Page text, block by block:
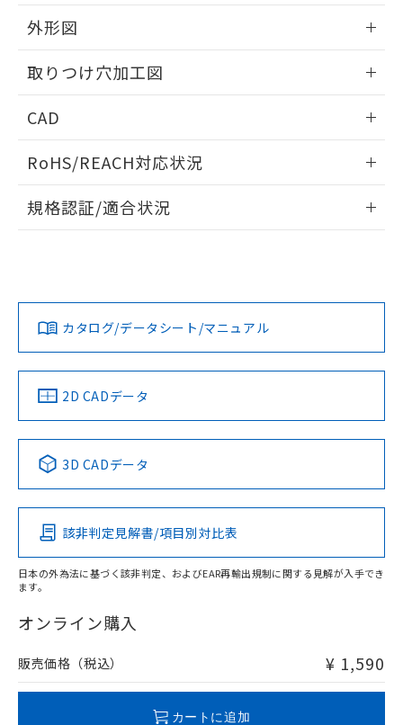
外形図
取りつけ穴加工図
CAD
ドすることができます。
ログイン/会員登録
ダウンロードデータをご利用いただく前に、以下を必ずお読
みください。
ソフトウェアの使用条件
RoHS/REACH対応状況
EU RoHS 注意事項・凡例
対応済み
中国 RoHS 注意事項・凡例
Pb Hg Cd Cr(VI)
O
在庫等で未対応品が混在する可能性があります。
問い合わせください。
規格認証/適合状況
LR型式承認
（イギリス
船舶規格）
DNV型式承認
（ノルウェー
BV型式承認
（フランス
KR型式
（韓国
No No No No
この製品の規格認証/適合状況ページへ
その他の認証はこちらのページからご検索ください
カタログ/データシート/マニュアル
2D CADデータ
3D CADデータ
該非判定見解書/項目別対比表
日本の外為法に基づく該非判定、およびEAR再輸出規制に関する見解が入手でき
ます。
オンライン購入
販売価格（税込） ¥ 1,590
カートに追加
および当社の共同利用者が、当社の製
引・商談に必要な範囲で利用すること
をご了承ください。
※当社の共同利用者とは、
指します。
下記の非含有証明書をダウンロードするこ
とができます。
EU RoHS指令（10物質）の非含有証明書
51物質の非含有証明書（当社基準）
るもので、過去に遡って非含有を証明する
ものではありません。
また、RoHS指令のフタル酸エステル類４
荷製品に未対応品が混在することから備考
欄に対応日を記載しておりました。
す。